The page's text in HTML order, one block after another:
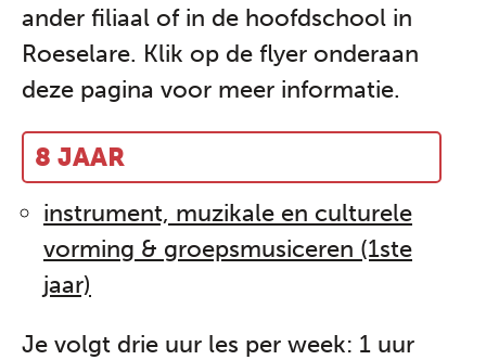
ander filiaal of in de hoofdschool in
Roeselare. Klik op de flyer onderaan
deze pagina voor meer informatie.
8 JAAR
instrument, muzikale en culturele
vorming & groepsmusiceren (1ste
jaar)
Je volgt drie uur les per week: 1 uur